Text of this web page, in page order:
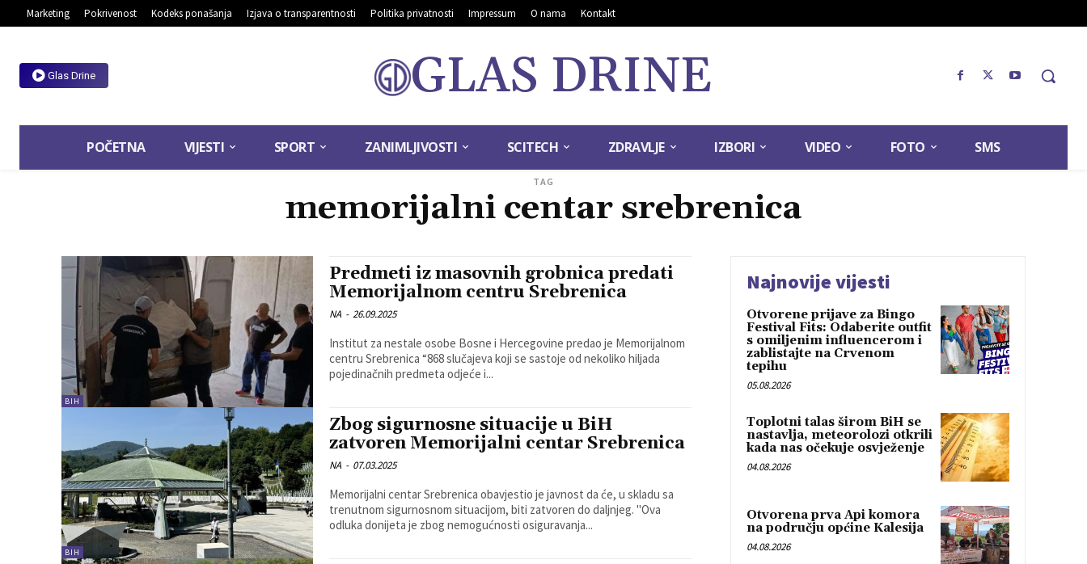
Marketing Pokrivenost Kodeks ponašanja Izjava o transparentnosti Politika privatnosti Impressum O nama Kontakt
Glas Drine GLAS DRINE
POČETNA VIJESTI SPORT ZANIMLJIVOSTI SCITECH ZDRAVLJE IZBORI VIDEO FOTO SMS
TAG
memorijalni centar srebrenica
BIH
Predmeti iz masovnih grobnica predati
Memorijalnom centru Srebrenica
NA - 26.09.2025
Institut za nestale osobe Bosne i Hercegovine predao je Memorijalnom
centru Srebrenica “868 slučajeva koji se sastoje od nekoliko hiljada
pojedinačnih predmeta odjeće i...
BIH
Zbog sigurnosne situacije u BiH
zatvoren Memorijalni centar Srebrenica
NA - 07.03.2025
Memorijalni centar Srebrenica obavjestio je javnost da će, u skladu sa
trenutnom sigurnosnom situacijom, biti zatvoren do daljnjeg. "Ova
odluka donijeta je zbog nemogućnosti osiguravanja...
Najnovije vijesti
Otvorene prijave za Bingo
Festival Fits: Odaberite outfit
s omiljenim influencerom i
zablistajte na Crvenom
tepihu
05.08.2026
Toplotni talas širom BiH se
nastavlja, meteorolozi otkrili
kada nas očekuje osvježenje
04.08.2026
Otvorena prva Api komora
na području općine Kalesija
04.08.2026